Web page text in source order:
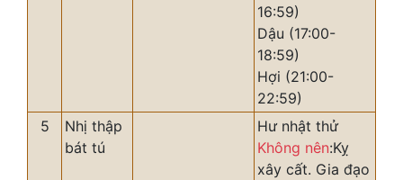
16:59)
Dậu (17:00-
18:59)
Hợi (21:00-
22:59)
5
Nhị thập
bát tú
Hư nhật thử
Không nên:Kỵ
xây cất. Gia đạo